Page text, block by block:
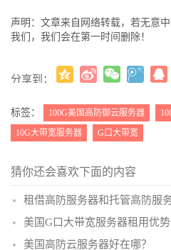
声明：文章来自网络转载，若无意
我们，我们会在第一时间删除！
分享到：
标签： 100G美国高防御云服务器
10G大带宽服务器
G口大带宽
猜你还会喜欢下面的内容
租借高防服务器和托管高防服
美国G口大带宽服务器租用优
美国高防云服务器好在哪？